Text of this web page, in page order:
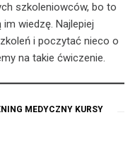
szkoleniowców, bo to
wiedzę. Najlepiej
i poczytać nieco o
na takie ćwiczenie.
MEDYCZNY KURSY